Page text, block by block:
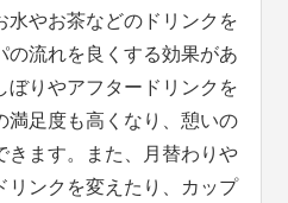
水やお茶などのドリンクを
の流れを良くする効果があ
ぼりやアフタードリンクを
満足度も高くなり、憩いの
きます。また、月替わりや
リンクを変えたり、カップ